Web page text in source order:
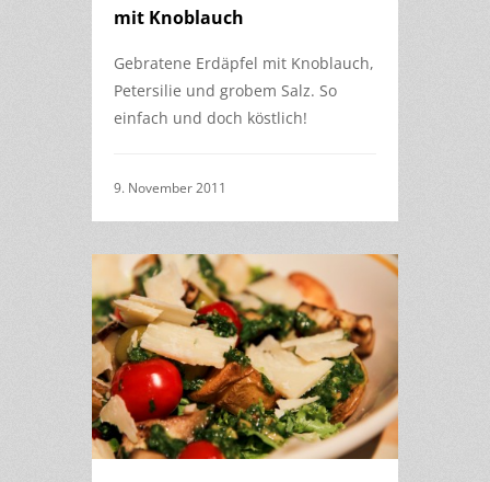
mit Knoblauch
Gebratene Erdäpfel mit Knoblauch,
Petersilie und grobem Salz. So
einfach und doch köstlich!
9. November 2011